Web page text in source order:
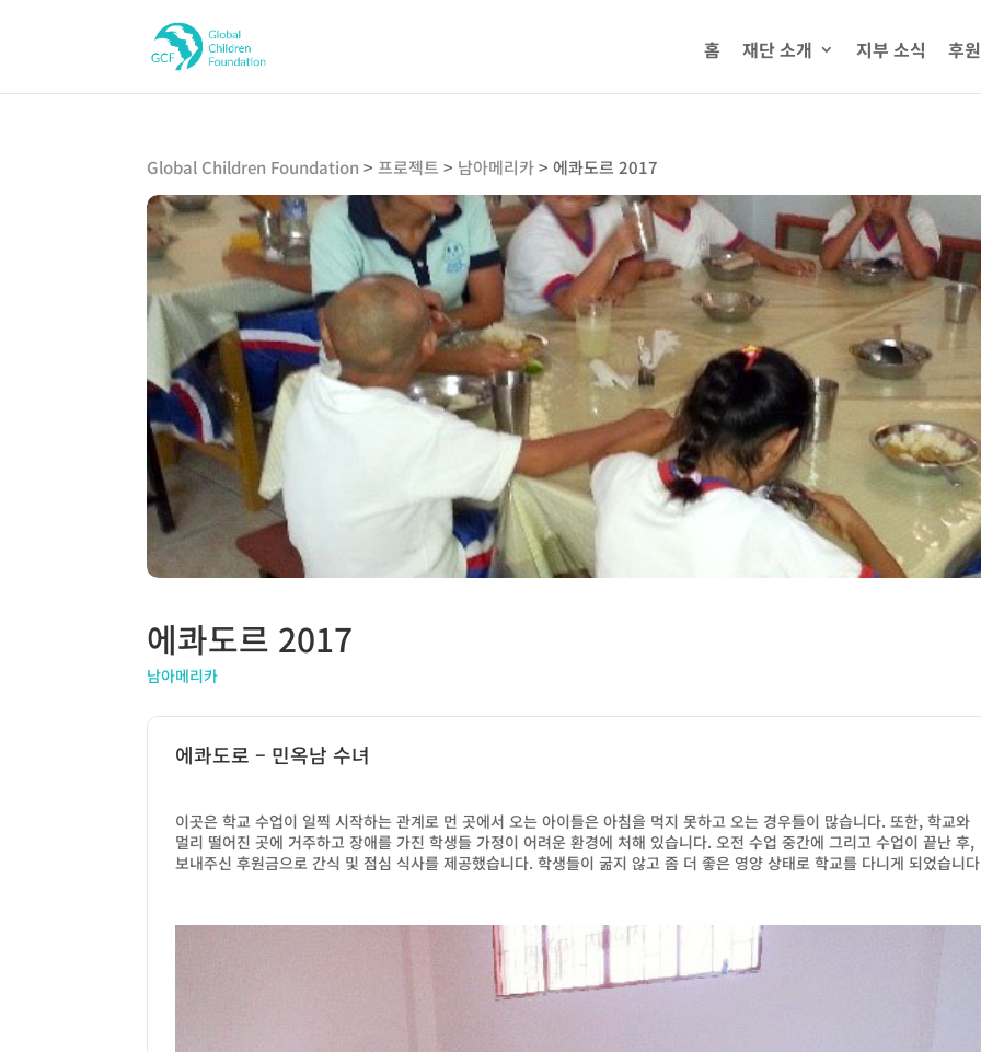
홈 재단 소개 지부 소식 후
Global Children Foundation >프로젝트 > 남아메리카> 에콰도르 2017
에콰도르 2017
남아메리카
에콰도로 – 민옥남 수녀
이곳은 학교 수업이 일찍 시작하는 관계로 먼 곳에서 오는 아이들은 아침을 먹지 못하고 오는 경우들이 많습니다. 또한, 학교와
멀리 떨어진 곳에 거주하고 장애를 가진 학생들 가정이 어려운 환경에 처해 있습니다. 오전 수업 중간에 그리고 수업이 끝난 후,
보내주신 후원금으로 간식 및 점심 식사를 제공했습니다. 학생들이 굶지 않고 좀 더 좋은 영양 상태로 학교를 다니게 되었습니